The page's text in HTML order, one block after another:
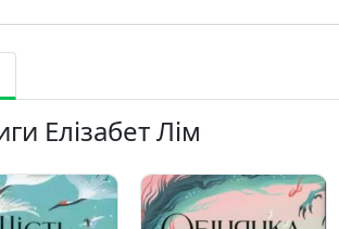
Елізабет Лім